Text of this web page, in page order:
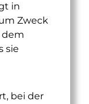
in
Zweck
sie
bei der